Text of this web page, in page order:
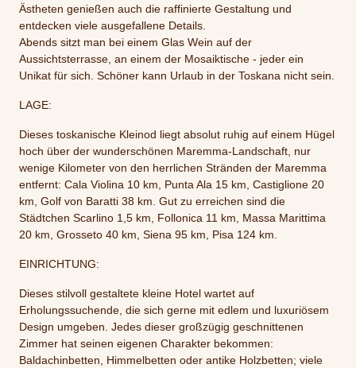
Ästheten genießen auch die raffinierte Gestaltung und
entdecken viele ausgefallene Details.
Abends sitzt man bei einem Glas Wein auf der
Aussichtsterrasse, an einem der Mosaiktische - jeder ein
Unikat für sich. Schöner kann Urlaub in der Toskana nicht sein.
LAGE:
Dieses toskanische Kleinod liegt absolut ruhig auf einem Hügel
hoch über der wunderschönen Maremma-Landschaft, nur
wenige Kilometer von den herrlichen Stränden der Maremma
entfernt: Cala Violina 10 km, Punta Ala 15 km, Castiglione 20
km, Golf von Baratti 38 km. Gut zu erreichen sind die
Städtchen Scarlino 1,5 km, Follonica 11 km, Massa Marittima
20 km, Grosseto 40 km, Siena 95 km, Pisa 124 km.
EINRICHTUNG:
Dieses stilvoll gestaltete kleine Hotel wartet auf
Erholungssuchende, die sich gerne mit edlem und luxuriösem
Design umgeben. Jedes dieser großzügig geschnittenen
Zimmer hat seinen eigenen Charakter bekommen:
Baldachinbetten, Himmelbetten oder antike Holzbetten; viele